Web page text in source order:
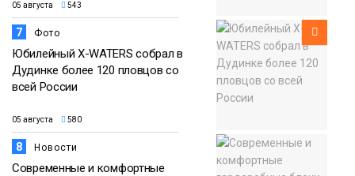
05 августа 543
7 Фото
Юбилейный X-WATERS собрал в
Дудинке более 120 пловцов со
всей России
05 августа 580
8 Новости
Современные и комфортные